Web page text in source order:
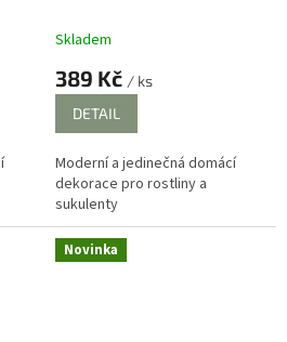
Průměrné
produktu
5
hvězdiček.
Skladem
389 Kč / ks
DETAIL
Moderní a jedinečná domácí
dekorace pro rostliny a
sukulenty
Novinka